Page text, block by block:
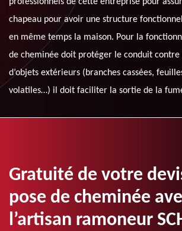
professionnels de cette entreprise pour
chapeau pour avoir une structure
en même temps la maison. Pour la
de cheminée doit protéger le conduit contre
d’objets extérieurs (branches cassées,
volatiles…) il doit faciliter la sortie de la
Gratuité de votre
pose de cheminée
l’artisan ramoneur